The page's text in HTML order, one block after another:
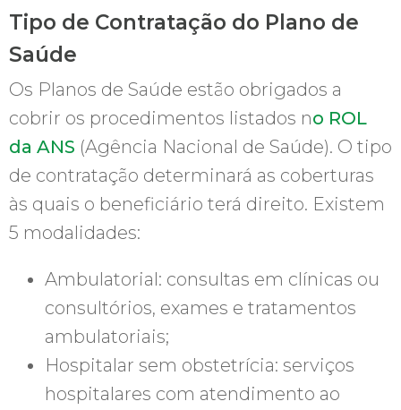
Tipo de Contratação do Plano de
Saúde
Os Planos de Saúde estão obrigados a
cobrir os procedimentos listados no ROL
da ANS (Agência Nacional de Saúde). O tipo
de contratação determinará as coberturas
às quais o beneficiário terá direito. Existem
5 modalidades:
Ambulatorial: consultas em clínicas ou
consultórios, exames e tratamentos
ambulatoriais;
Hospitalar sem obstetrícia: serviços
hospitalares com atendimento ao